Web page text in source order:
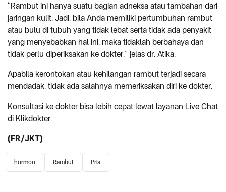
“Rambut ini hanya suatu bagian adneksa atau tambahan dari
jaringan kulit. Jadi, bila Anda memiliki pertumbuhan rambut
atau bulu di tubuh yang tidak lebat serta tidak ada penyakit
yang menyebabkan hal ini, maka tidaklah berbahaya dan
tidak perlu diperiksakan ke dokter,” jelas dr. Atika.
Apabila kerontokan atau kehilangan rambut terjadi secara
mendadak, tidak ada salahnya memeriksakan diri ke dokter.
Konsultasi ke dokter bisa lebih cepat lewat layanan Live Chat
di Klikdokter.
(FR/JKT)
hormon Rambut Pria